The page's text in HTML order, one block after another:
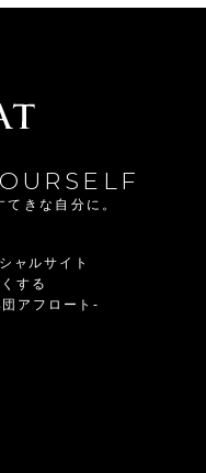
きな自分に。
ャルサイト
する
アフロート-